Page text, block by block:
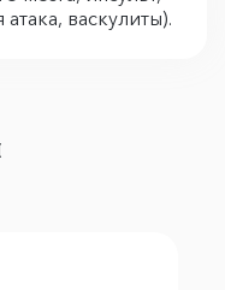
васкулиты).